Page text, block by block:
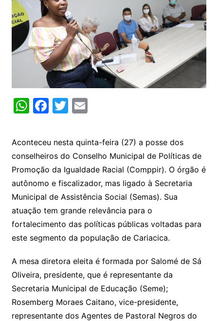
W
at
s
A
p
p
F
c
e
b
o
o
k
T
itt
er
E
ai
l
Aconteceu nesta quinta-feira (27) a posse dos
conselheiros do Conselho Municipal de Políticas de
Promoção da Igualdade Racial (Comppir). O órgão é
autônomo e fiscalizador, mas ligado à Secretaria
Municipal de Assistência Social (Semas). Sua
atuação tem grande relevância para o
fortalecimento das políticas públicas voltadas para
este segmento da população de Cariacica.
A mesa diretora eleita é formada por Salomé de Sá
Oliveira, presidente, que é representante da
Secretaria Municipal de Educação (Seme);
Rosemberg Moraes Caitano, vice-presidente,
representante dos Agentes de Pastoral Negros do